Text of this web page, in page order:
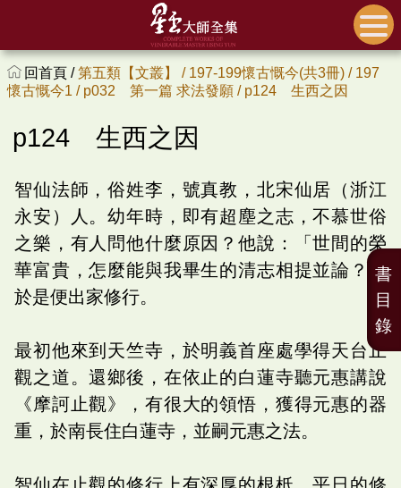
回首頁 /第五類【文叢】 / 197-199懷古慨今(共3冊) / 197
懷古慨今1 / p032 第一篇 求法發願 / p124 生西之因
p124 生西之因
智仙法師，俗姓李，號真教，北宋仙居（浙江
永安）人。幼年時，即有超塵之志，不慕世俗
之樂，有人問他什麼原因？他說：「世間的榮
華富貴，怎麼能與我畢生的清志相提並論？」
於是便出家修行。
最初他來到天竺寺，於明義首座處學得天台止
觀之道。還鄉後，在依止的白蓮寺聽元惠講說
《摩訶止觀》，有很大的領悟，獲得元惠的器
重，於南長住白蓮寺，並嗣元惠之法。
書
目
錄